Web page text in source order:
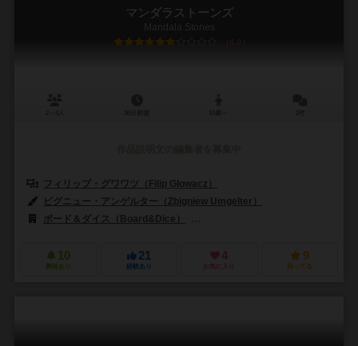
マンダラストーンズ
Mandala Stones
6.0
フィリップ・グワワツ（Filip Głowacz）
ビグニュー・アンゲルター（Zbigniew Umgelter）
ボード＆ダイス（Board&Dice）
10
興味あり
21
経験あり
4
お気に入り
9
持ってる